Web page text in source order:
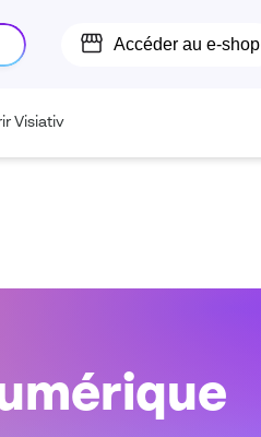
Accéder au e-shop
Visiativ